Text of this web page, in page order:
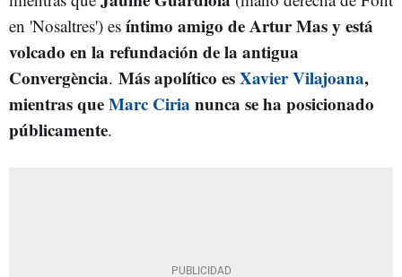
en 'Nosaltres') es íntimo amigo de Artur Mas y está
volcado en la refundación de la antigua
Convergència. Más apolítico esXavier Vilajoana,
mientras queMarc Ciria nunca se ha posicionado
públicamente.